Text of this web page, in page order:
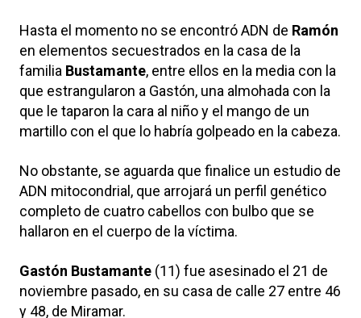
Hasta el momento no se encontró ADN de Ramón
en elementos secuestrados en la casa de la
familia Bustamante, entre ellos en la media con la
que estrangularon a Gastón, una almohada con la
que le taparon la cara al niño y el mango de un
martillo con el que lo habría golpeado en la cabeza.
No obstante, se aguarda que finalice un estudio de
ADN mitocondrial, que arrojará un perfil genético
completo de cuatro cabellos con bulbo que se
hallaron en el cuerpo de la víctima.
Gastón Bustamante (11) fue asesinado el 21 de
noviembre pasado, en su casa de calle 27 entre 46
y 48, de Miramar.